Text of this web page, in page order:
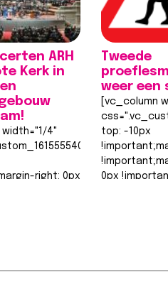
ARH
Kerk in
width="1/4"
right: 0px
Tweede
weer een
[vc_column
top: -10px
0px